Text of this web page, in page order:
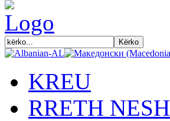
KREU
RRETH NESH